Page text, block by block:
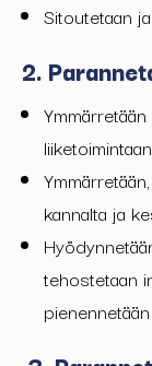
Sitoutetaan
2.
kannalta ja
tehostetaan